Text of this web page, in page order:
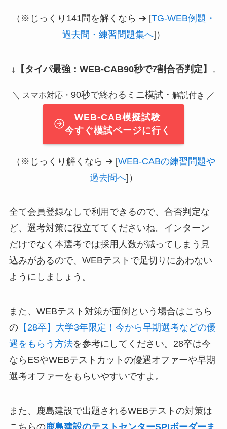
（※じっくり141問を解くなら ➔ [TG-WEB例題・
過去問・練習問題集へ]）
↓ 【タイパ最強：WEB-CAB90秒で7割合否判定】 ↓
＼ スマホ対応・ 90秒で終わるミニ模試・ 解説付き ／
WEB-CAB模擬試験
今すぐ模試ページに行く
（※じっくり解くなら ➔ [WEB-CABの練習問題や
過去問へ]）
全て会員登録なしで利用できるので、合否判定な
ど、選考対策に役立ててくださいね。インターン
だけでなく本選考では採用人数が減ってしまう見
込みがあるので、WEBテストで足切りにあわない
ようにしましょう。
また、WEBテスト対策が面倒という場合はこちら
の【28卒】大学3年限定！今から早期選考などの優
遇をもらう方法を参考にしてください。28卒は今
ならESやWEBテストカットの優遇オファーや早期
選考オファーをもらいやすいですよ。
また、鹿島建設で出題されるWEBテストの対策は